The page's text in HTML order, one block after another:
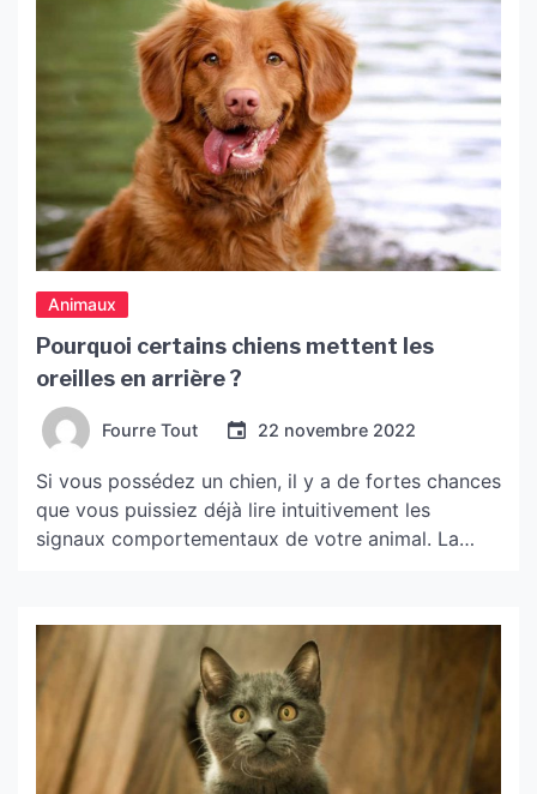
Animaux
Pourquoi certains chiens mettent les
oreilles en arrière ?
Fourre Tout 22 novembre 2022
Si vous possédez un chien, il y a de fortes chances
que vous puissiez déjà lire intuitivement les
signaux comportementaux de votre animal. La
vers le bas, ou interprètent le message transmis
par une queue repliée comme de la […]